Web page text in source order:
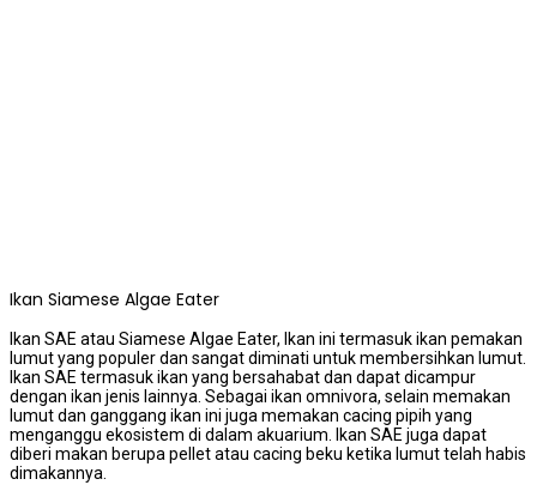
Ikan Siamese Algae Eater
Ikan SAE atau Siamese Algae Eater, Ikan ini termasuk ikan pemakan
lumut yang populer dan sangat diminati untuk membersihkan lumut.
Ikan SAE termasuk ikan yang bersahabat dan dapat dicampur
dengan ikan jenis lainnya. Sebagai ikan omnivora, selain memakan
lumut dan ganggang ikan ini juga memakan cacing pipih yang
menganggu ekosistem di dalam akuarium. Ikan SAE juga dapat
diberi makan berupa pellet atau cacing beku ketika lumut telah habis
dimakannya.